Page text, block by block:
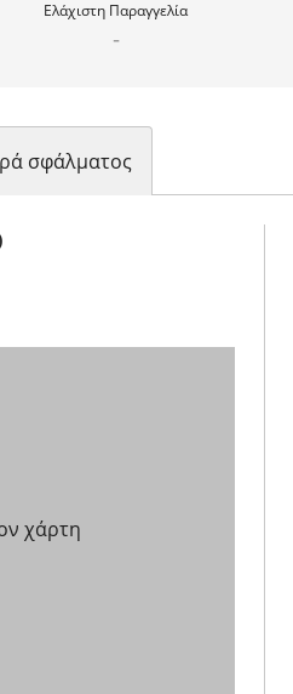
Ελάχιστη Παραγγελία
-
σφάλματος
χάρτη